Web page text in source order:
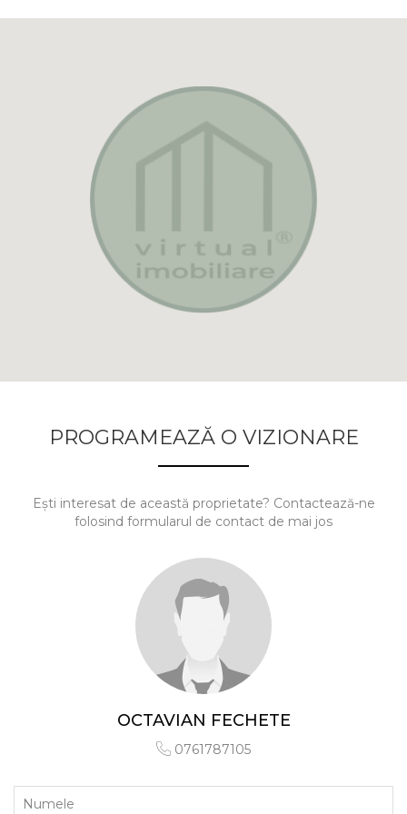
PROGRAMEAZĂ O VIZIONARE
Ești interesat de această proprietate? Contactează-ne
folosind formularul de contact de mai jos
OCTAVIAN FECHETE
0761787105
Numele